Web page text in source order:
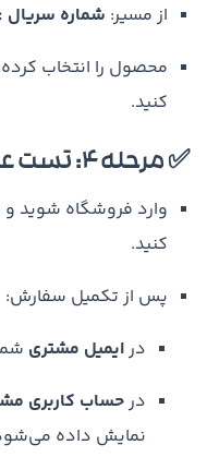
از مسیر: شماره سریال
محصول را انتخاب
کنید.
✅ مرحله 4: تست عملکرد افزونه
وارد فروشگاه شوید
کنید.
پس از تکمیل سفارش:
درایمیل مشتری
درحساب کاربری
نمایش داده